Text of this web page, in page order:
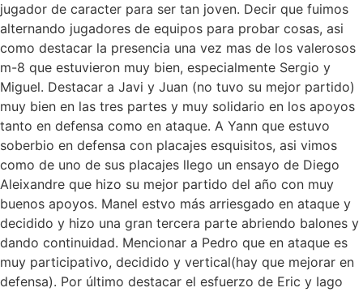
jugador de caracter para ser tan joven. Decir que fuimos
alternando jugadores de equipos para probar cosas, asi
como destacar la presencia una vez mas de los valerosos
m-8 que estuvieron muy bien, especialmente Sergio y
Miguel. Destacar a Javi y Juan (no tuvo su mejor partido)
muy bien en las tres partes y muy solidario en los apoyos
tanto en defensa como en ataque. A Yann que estuvo
soberbio en defensa con placajes esquisitos, asi vimos
como de uno de sus placajes llego un ensayo de Diego
Aleixandre que hizo su mejor partido del año con muy
buenos apoyos. Manel estvo más arriesgado en ataque y
decidido y hizo una gran tercera parte abriendo balones y
dando continuidad. Mencionar a Pedro que en ataque es
muy participativo, decidido y vertical(hay que mejorar en
defensa). Por último destacar el esfuerzo de Eric y Iago